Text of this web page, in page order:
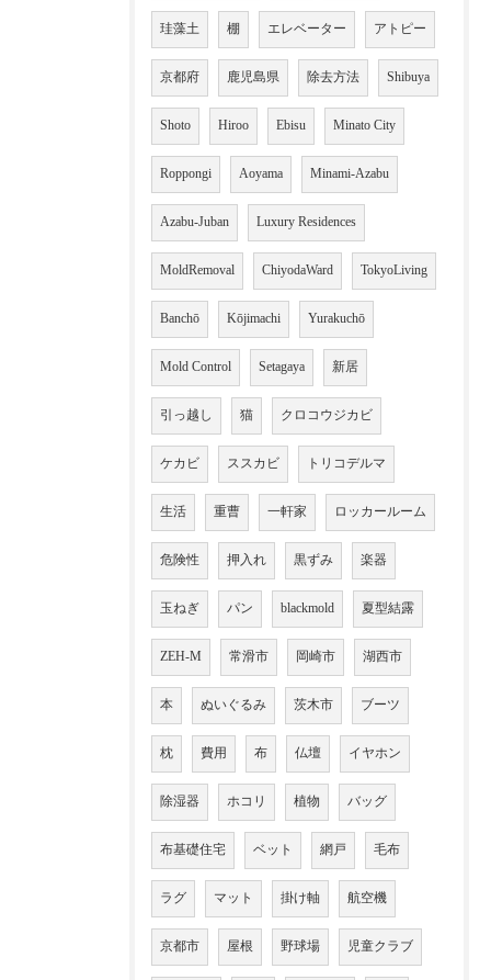
珪藻土 棚 エレベーター アトピー
京都府 鹿児島県 除去方法 Shibuya
Shoto Hiroo Ebisu Minato City
Roppongi Aoyama Minami-Azabu
Azabu-Juban Luxury Residences
MoldRemoval ChiyodaWard TokyoLiving
Banchō Kōjimachi Yurakuchō
Mold Control Setagaya 新居
引っ越し 猫 クロコウジカビ
ケカビ ススカビ トリコデルマ
生活 重曹 一軒家 ロッカールーム
危険性 押入れ 黒ずみ 楽器
玉ねぎ パン blackmold 夏型結露
ZEH-M 常滑市 岡崎市 湖西市
本 ぬいぐるみ 茨木市 ブーツ
枕 費用 布 仏壇 イヤホン
除湿器 ホコリ 植物 バッグ
布基礎住宅 ベット 網戸 毛布
ラグ マット 掛け軸 航空機
京都市 屋根 野球場 児童クラブ